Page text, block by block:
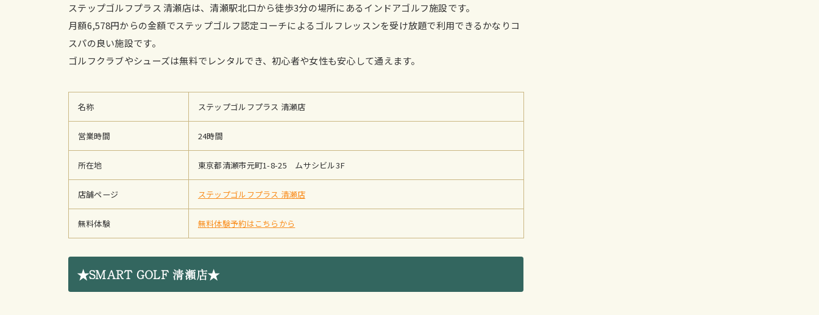
ステップゴルフプラス 清瀬店は、清瀬駅北口から徒歩3分の場所にあるインドアゴルフ施設です。
月額6,578円からの金額でステップゴルフ認定コーチによるゴルフレッスンを受け放題で利用できるかなりコ
スパの良い施設です。
ゴルフクラブやシューズは無料でレンタルでき、初心者や女性も安心して通えます。
名称 ステップゴルフプラス 清瀬店
営業時間 24時間
所在地 東京都清瀬市元町1-8-25 ムサシビル3F
店舗ページ ステップゴルフプラス 清瀬店
無料体験 無料体験予約はこちらから
★SMART GOLF 清瀬店★